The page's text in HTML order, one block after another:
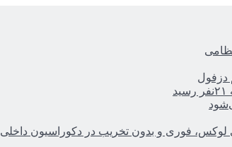
لوکس، فوری و بدون تخریب در دکوراسیون داخلی